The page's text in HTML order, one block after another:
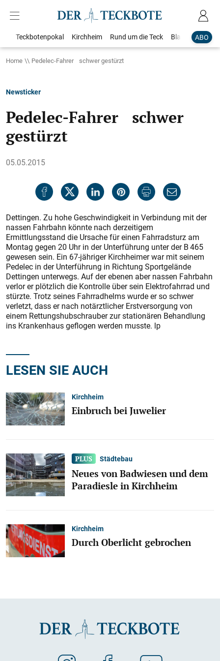
ABO
Teckbotenpokal Kirchheim Rund um die Teck Blaulicht
Home Pedelec-Fahrer schwer gestürzt
Newsticker
Pedelec-Fahrer schwer
gestürzt
05.05.2015
Dettingen. Zu hohe Geschwindigkeit in Verbindung mit der
nassen Fahrbahn könnte nach derzeitigem
Ermittlungsstand die Ursache für einen Fahrradsturz am
Montag gegen 20 Uhr in der Unterführung unter der B 465
gewesen sein. Ein 67-jähriger Kirchheimer war mit seinem
Pedelec in der Unterführung in Richtung Sportgelände
Dettingen unterwegs. Auf der ebenen aber nassen Fahrbahn
verlor er plötzlich die Kontrolle über sein Elektrofahrrad und
stürzte. Trotz seines Fahrradhelms wurde er so schwer
verletzt, dass er nach notärztlicher Erstversorgung von
einem Rettungshubschrauber zur stationären Behandlung
ins Krankenhaus geflogen werden musste. lp
LESEN SIE AUCH
Kirchheim
Einbruch bei Juwelier
Städtebau
Neues von Badwiesen und dem
Paradiesle in Kirchheim
Kirchheim
Durch Oberlicht gebrochen